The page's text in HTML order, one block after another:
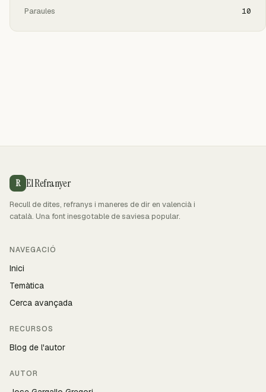
Paraules 10
R El Refranyer
Recull de dites, refranys i maneres de dir en valencià i
català. Una font inesgotable de saviesa popular.
NAVEGACIÓ
Inici
Temàtica
Cerca avançada
RECURSOS
Blog de l'autor
AUTOR